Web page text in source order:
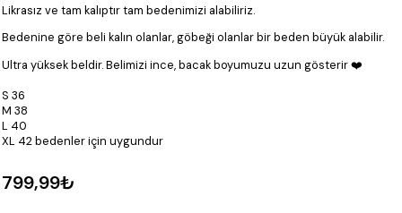
Likrasız ve tam kalıptır tam bedenimizi alabiliriz.
Bedenine göre beli kalın olanlar, göbeği olanlar bir beden büyük alabilir.
Ultra yüksek beldir. Belimizi ince, bacak boyumuzu uzun gösterir ❤️
S 36
M 38
L 40
XL 42 bedenler için uygundur
799,99₺